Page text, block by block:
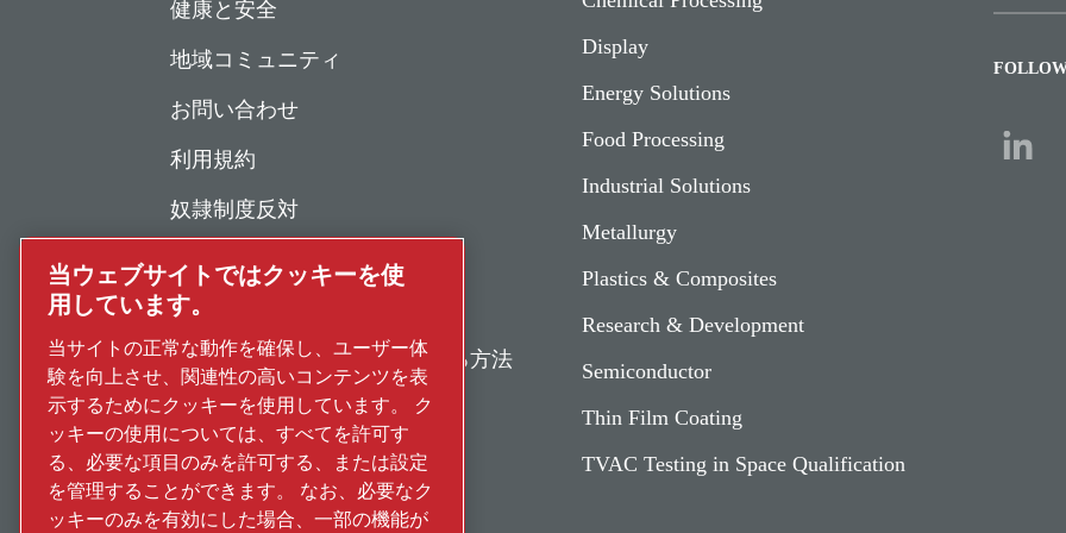
健康と安全
地域コミュニティ
お問い合わせ
利用規約
奴隷制度反対
個人情報保護について
不正行為の報告
修理・メンテナンスを依頼する方法
古物営業法に基づく表示
Display
Energy Solutions
Food Processing
Industrial Solutions
Metallurgy
Plastics & Composites
Research & Development
Semiconductor
Thin Film Coating
TVAC Testing in Space Qualification
当ウェブサイトではクッキーを使
用しています。
当サイトの正常な動作を確保し、ユーザー体
験を向上させ、関連性の高いコンテンツを表
示するためにクッキーを使用しています。 ク
ッキーの使用については、すべてを許可す
る、必要な項目のみを許可する、または設定
を管理することができます。 なお、必要なク
ッキーのみを有効にした場合、一部の機能が